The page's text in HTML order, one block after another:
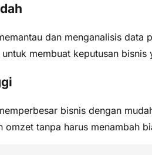
dan menganalisis
membuat keputusan
bisnis dengan
tanpa harus menambah